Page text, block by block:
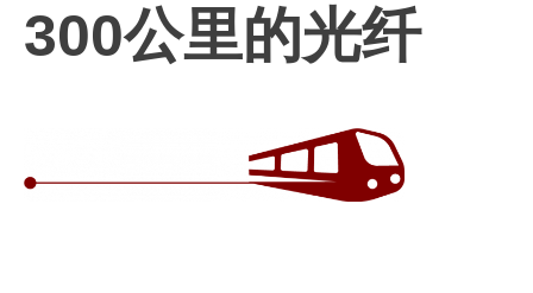
300公里的光纤